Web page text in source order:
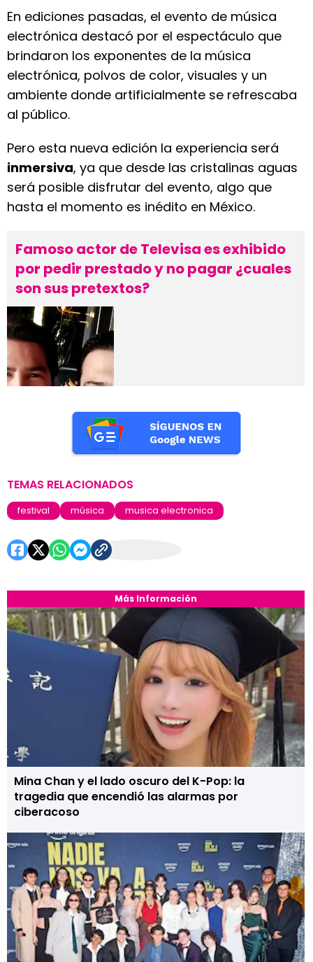
Más Información
Mina Chan y el lado oscuro del K-Pop: la
tragedia que encendió las alarmas por
ciberacoso
En ediciones pasadas, el evento de música
electrónica destacó por el espectáculo que
brindaron los exponentes de la música
electrónica, polvos de color, visuales y un
ambiente donde artificialmente se refrescaba
al público.
Pero esta nueva edición la experiencia será
inmersiva, ya que desde las cristalinas aguas
será posible disfrutar del evento, algo que
hasta el momento es inédito en México.
Famoso actor de Televisa es exhibido
por pedir prestado y no pagar ¿cuales
son sus pretextos?
TEMAS RELACIONADOS
festival música musica electronica